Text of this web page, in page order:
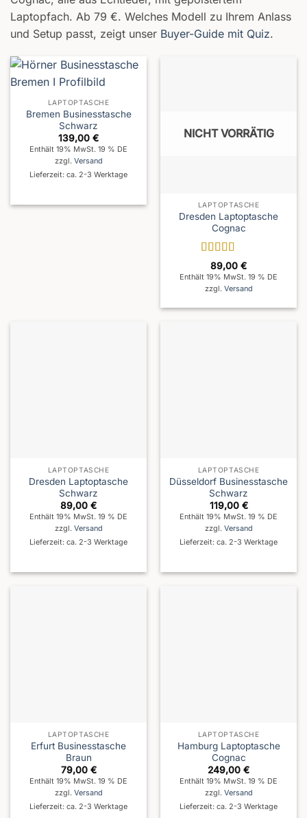
Laptopfach. Ab 79 €. Welches Modell zu Ihrem Anlass
und Setup passt, zeigt unser Buyer-Guide mit Quiz.
LAPTOPTASCHE
Bremen Businesstasche
Schwarz
139,00 €
Enthält 19% MwSt. 19 % DE
zzgl. Versand
Lieferzeit: ca. 2-3 Werktage
NICHT VORRÄTIG
LAPTOPTASCHE
Dresden Laptoptasche
Cognac
Bewertet
mit5von 5
89,00 €
Enthält 19% MwSt. 19 % DE
zzgl. Versand
LAPTOPTASCHE
Dresden Laptoptasche
Schwarz
89,00 €
Enthält 19% MwSt. 19 % DE
zzgl. Versand
Lieferzeit: ca. 2-3 Werktage
LAPTOPTASCHE
Düsseldorf Businesstasche
Schwarz
119,00 €
Enthält 19% MwSt. 19 % DE
zzgl. Versand
Lieferzeit: ca. 2-3 Werktage
LAPTOPTASCHE
Erfurt Businesstasche
Braun
79,00 €
Enthält 19% MwSt. 19 % DE
zzgl. Versand
Lieferzeit: ca. 2-3 Werktage
LAPTOPTASCHE
Hamburg Laptoptasche
Cognac
249,00 €
Enthält 19% MwSt. 19 % DE
zzgl. Versand
Lieferzeit: ca. 2-3 Werktage